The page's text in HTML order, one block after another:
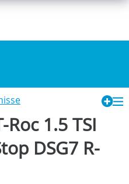
Roc 1.5 TSI
DSG7 R-